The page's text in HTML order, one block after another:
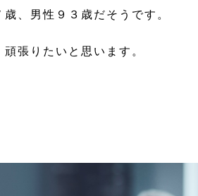
、男性９３歳だそうです。
張りたいと思います。